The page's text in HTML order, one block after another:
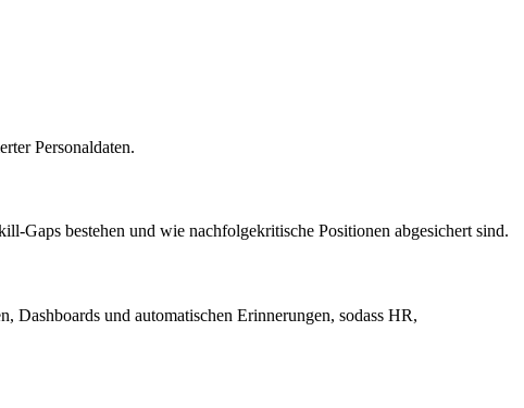
Personaldaten.
Gaps bestehen und wie nachfolgekritische Positionen abgesichert sind.
und automatischen Erinnerungen, sodass HR,